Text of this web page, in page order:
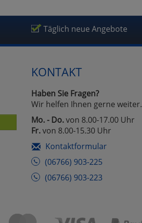
Täglich neue Angebote
KONTAKT
Haben Sie Fragen?
Wir helfen Ihnen gerne weiter.
Mo. - Do.von 8.00-17.00 Uhr
Fr.von 8.00-15.30 Uhr
Kontaktformular
(06766) 903-225
(06766) 903-223